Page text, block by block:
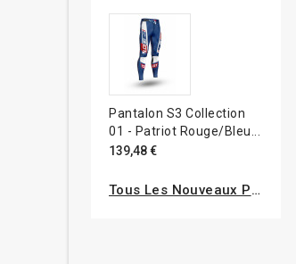
Pantalon S3 Collection
01 - Patriot Rouge/bleu...
139,48 €
Tous Les Nouveaux Produits